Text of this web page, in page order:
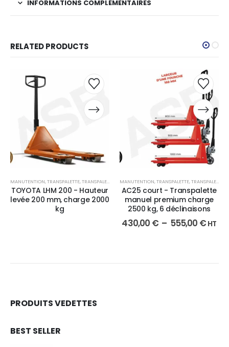
INFORMATIONS COMPLÉMENTAIRES
RELATED PRODUCTS
MANUTENTION,TRANSPALETTE,TRANSPALETTE MANUEL
TOYOTA LHM 200 - Hauteur
levée 200 mm, charge 2000
kg
MANUTENTION,TRANSPALETTE,TRANSPALETTE MANUEL
AC25 court - Transpalette
manuel premium charge
2500 kg, 6 déclinaisons
430,00 € – 555,00 € HT
PRODUITS VEDETTES
BEST SELLER